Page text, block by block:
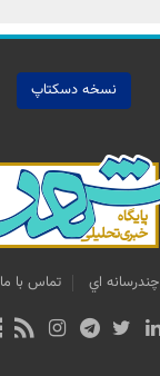
نسخه دسکتاپ
چندرسانه اي تماس با ما